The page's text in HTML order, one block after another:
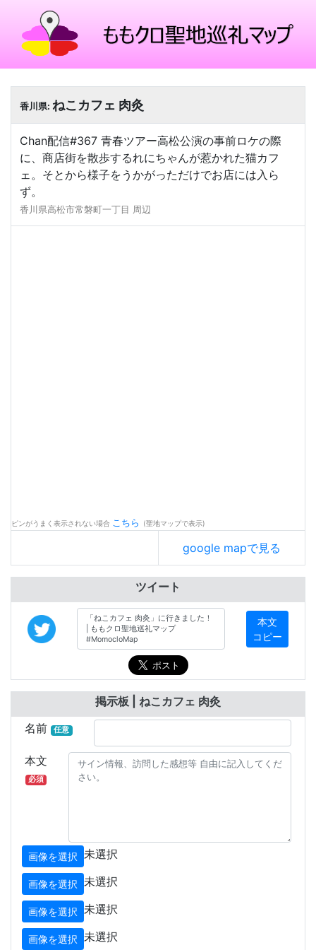
香川県: ねこカフェ 肉灸
Chan配信#367 青春ツアー高松公演の事前ロケの際
に、商店街を散歩するれにちゃんが惹かれた猫カフ
ェ。そとから様子をうかがっただけでお店には入ら
ず。
香川県高松市常磐町一丁目 周辺
ピンがうまく表示されない場合 こちら (聖地マップで表示)
google mapで見る
ツイート
本文
コピー
掲示板 | ねこカフェ 肉灸
名前
任意
本文
必須
画像を選択 未選択
画像を選択 未選択
画像を選択 未選択
画像を選択 未選択